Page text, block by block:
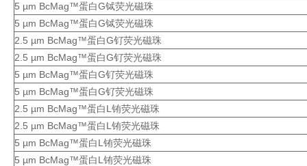
5 µm BcMag™蛋白G铽荧光磁珠
5 µm BcMag™蛋白G铽荧光磁珠
2.5 µm BcMag™蛋白G钌荧光磁珠
2.5 µm BcMag™蛋白G钌荧光磁珠
5 µm BcMag™蛋白G钌荧光磁珠
5 µm BcMag™蛋白G钌荧光磁珠
2.5 µm BcMag™蛋白L铕荧光磁珠
2.5 µm BcMag™蛋白L铕荧光磁珠
5 µm BcMag™蛋白L铕荧光磁珠
5 µm BcMag™蛋白L铕荧光磁珠